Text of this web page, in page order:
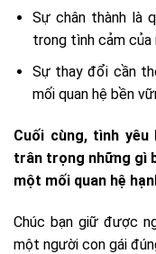
Sự chân thành là
trong tình cảm của
Sự thay đổi cần
mối quan hệ bền
Cuối cùng, tình
trân trọng những gì
một mối quan hệ
Chúc bạn giữ được
một người con gái